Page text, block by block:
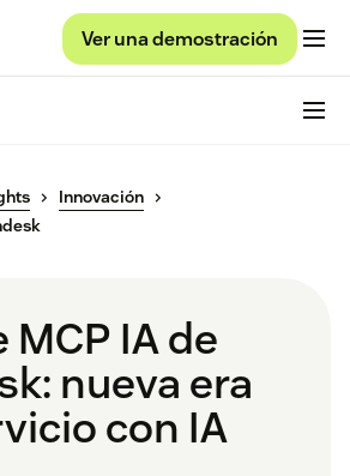
Ver una demostración
Innovación
MCP IA de
nueva era
con IA